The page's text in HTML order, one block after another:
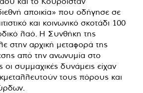
αποικία» που οδήγησε σε
και κοινωνικό σκοτάδι 100
λαό. Η Συνθήκη της
στην αρχική μεταφορά της
από την ανωνυμία στο
συμμαχικές δυνάμεις είχαν
τους πόρους και